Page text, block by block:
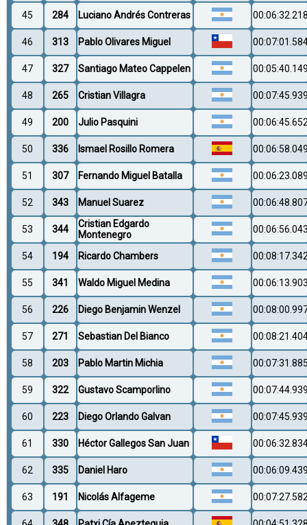
45 284 Luciano Andrés Contreras
46 313 Pablo Olivares Miguel
47 327 Santiago Mateo Cappelen
48 265 Cristian Villagra
49 200 Julio Pasquini
50 336 Ismael Rosillo Romera
51 307 Fernando Miguel Batalla
52 343 Manuel Suarez
53 344
Cristian Edgardo
Montenegro
54 194 Ricardo Chambers
55 341 Waldo Miguel Medina
56 226 Diego Benjamin Wenzel
57 271 Sebastian Del Bianco
58 203 Pablo Martin Michia
59 322 Gustavo Scamporlino
60 223 Diego Orlando Galvan
61 330 Héctor Gallegos San Juan
62 335 Daniel Haro
63 191 Nicolás Alfageme